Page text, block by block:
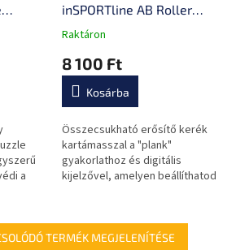
a
inSPORTline AB Roller
DR2020
A
átlagos
értékelése
0,0
csillag.
Raktáron
8 100 Ft
Kosárba
Összecsukható erősítő kerék
kartámasszal a "plank"
gyakorlathoz és digitális
kijelzővel, amelyen beállíthatod
TERMÉK MEGJELENÍTÉSE